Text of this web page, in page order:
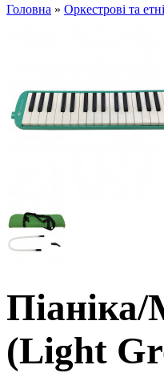
Головна » Оркестрові та
(Light